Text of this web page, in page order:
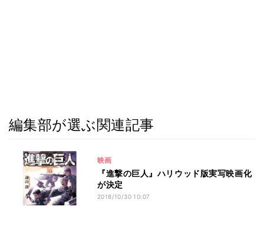
編集部が選ぶ関連記事
映画
『進撃の巨人』ハリウッド版実写映画化
が決定
2018/10/30 10:07